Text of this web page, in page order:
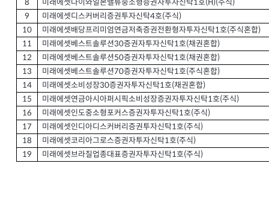
8
미래에셋다이와일본밸류중소형증권자투자신탁1호(H)(주식)
9
미래에셋디스커버리증권투자신탁4호(주식)
10
미래에셋배당프리미엄연금저축증권전환형자투자신탁1호(주식혼합)
11
미래에셋베스트솔루션30증권자투자신탁1호(채권혼합)
12
미래에셋베스트솔루션50증권자투자신탁1호(채권혼합)
13
미래에셋베스트솔루션70증권자투자신탁1호(주식혼합)
14
미래에셋소비성장30증권자투자신탁1호(채권혼합)
15
미래에셋연금아시아퍼시픽소비성장증권자투자신탁1호(주식)
16
미래에셋인도중소형포커스증권자투자신탁1호(주식)
17
미래에셋인디아디스커버리증권투자신탁1호(주식)
18
미래에셋코리아그로스증권자투자신탁1호(주식)
19
미래에셋브라질업종대표증권자투자신탁1호(주식)